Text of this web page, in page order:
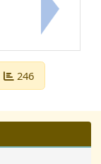
線上換發機制」
下一筆：
246